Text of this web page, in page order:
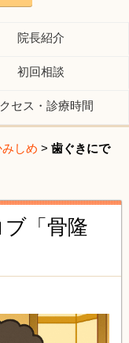
院長紹介
初回相談
セス・診療時間
しめ > 歯ぐきにで
「骨隆